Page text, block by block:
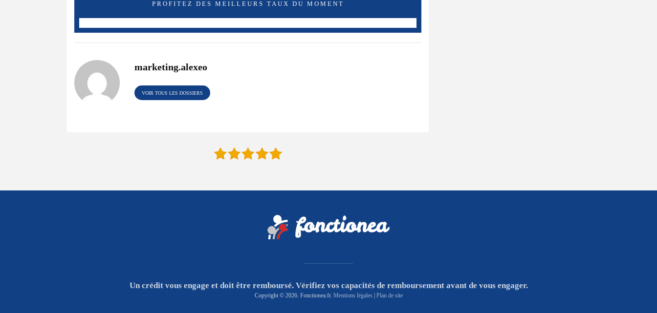
PROFITEZ DES MEILLEURS TAUX DU MOMENT
marketing.alexeo
VOIR TOUS LES DOSSIERS
Un crédit vous engage et doit être remboursé. Vérifiez vos capacités de remboursement avant de vous engager.
Copyright © 2026. Fonctionea.fr. Mentions légales| Plan de site